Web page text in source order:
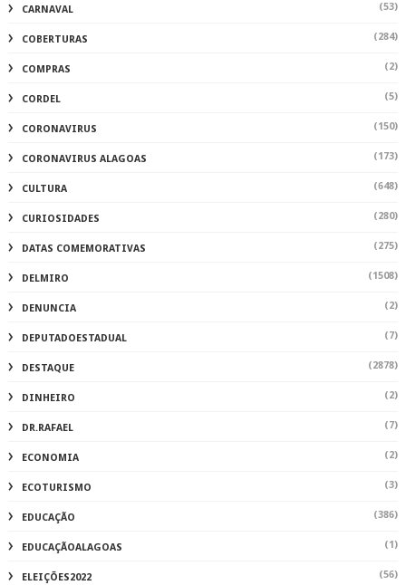
CARNAVAL (53)
COBERTURAS (284)
COMPRAS (2)
CORDEL (5)
CORONAVIRUS (150)
CORONAVIRUS ALAGOAS (173)
CULTURA (648)
CURIOSIDADES (280)
DATAS COMEMORATIVAS (275)
DELMIRO (1508)
DENUNCIA (2)
DEPUTADOESTADUAL (7)
DESTAQUE (2878)
DINHEIRO (2)
DR.RAFAEL (7)
ECONOMIA (2)
ECOTURISMO (3)
EDUCAÇÃO (386)
EDUCAÇÃOALAGOAS (1)
ELEIÇÕES2022 (56)